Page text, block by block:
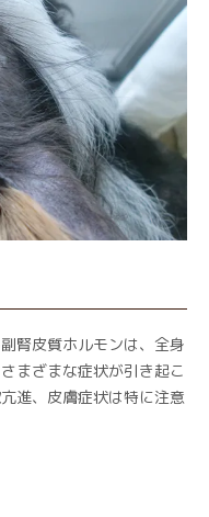
腎皮質ホルモンは、全身
まざまな症状が引き起こ
進、皮膚症状は特に注意